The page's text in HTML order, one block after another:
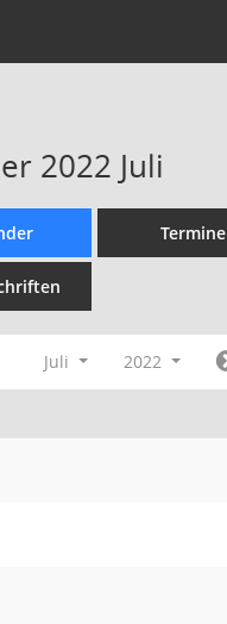
2022 Juli
Termine
Juli 2022